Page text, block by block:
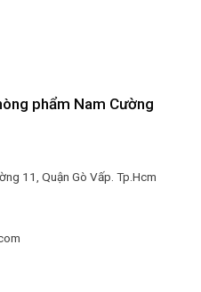
phẩm Nam Cường
11, Quận Gò Vấp. Tp.Hcm